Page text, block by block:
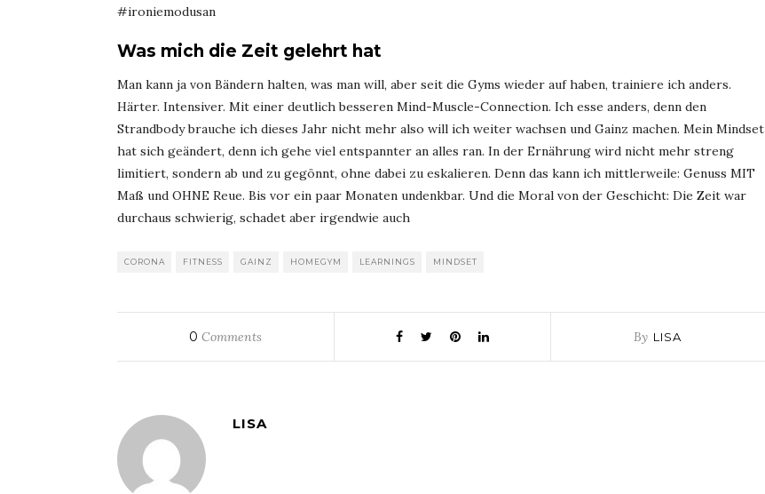
#ironiemodusan
Was mich die Zeit gelehrt hat
Man kann ja von Bändern halten, was man will, aber seit die Gyms wieder auf haben, trainiere ich anders.
Härter. Intensiver. Mit einer deutlich besseren Mind-Muscle-Connection. Ich esse anders, denn den
Strandbody brauche ich dieses Jahr nicht mehr also will ich weiter wachsen und Gainz machen. Mein Mindset
hat sich geändert, denn ich gehe viel entspannter an alles ran. In der Ernährung wird nicht mehr streng
limitiert, sondern ab und zu gegönnt, ohne dabei zu eskalieren. Denn das kann ich mittlerweile: Genuss MIT
Maß und OHNE Reue. Bis vor ein paar Monaten undenkbar. Und die Moral von der Geschicht: Die Zeit war
durchaus schwierig, schadet aber irgendwie auch
CORONA FITNESS GAINZ HOMEGYM LEARNINGS MINDSET
0 Comments By LISA
LISA